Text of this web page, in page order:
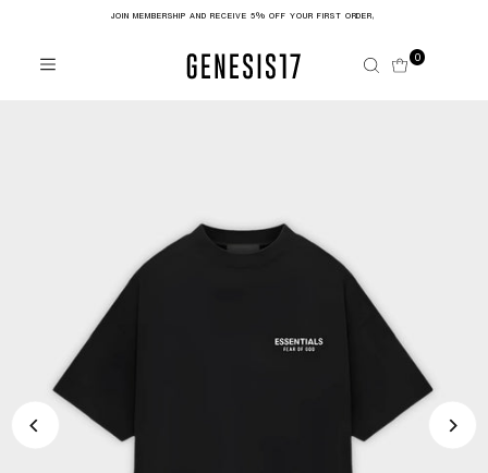
JOIN MEMBERSHIP AND RECEIVE 5% OFF YOUR FIRST ORDER,
0